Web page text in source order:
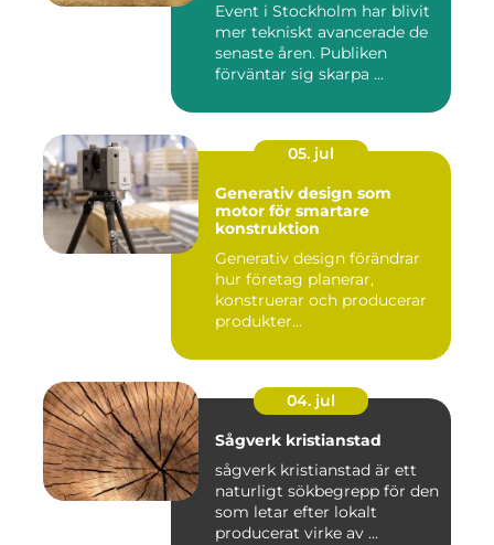
Event i Stockholm har blivit
mer tekniskt avancerade de
senaste åren. Publiken
förväntar sig skarpa ...
05. jul
Generativ design som
motor för smartare
konstruktion
Generativ design förändrar
hur företag planerar,
konstruerar och producerar
produkter...
04. jul
Sågverk kristianstad
sågverk kristianstad är ett
naturligt sökbegrepp för den
som letar efter lokalt
producerat virke av ...